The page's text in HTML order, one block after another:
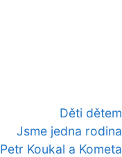
Děti dětem
Jsme jedna rodina
Petr Koukal a Kometa